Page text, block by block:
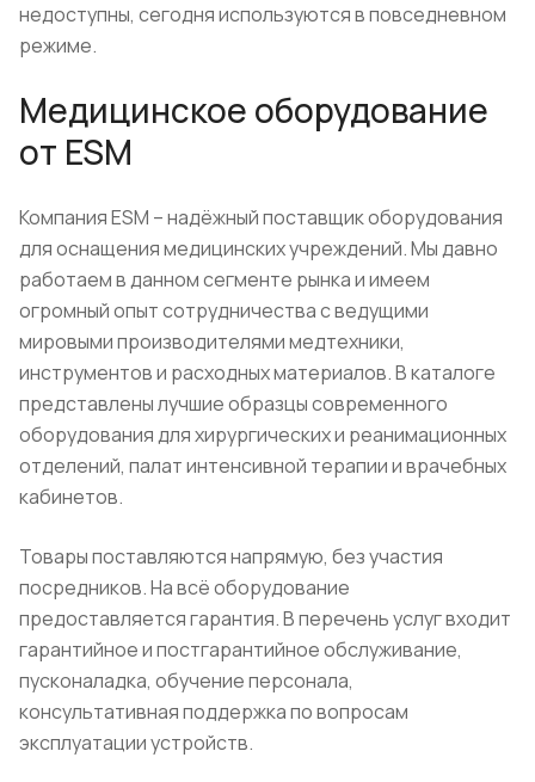
недоступны, сегодня используются в повседневном
режиме.
Медицинское оборудование
от ESM
Компания ESM – надёжный поставщик оборудования
для оснащения медицинских учреждений. Мы давно
работаем в данном сегменте рынка и имеем
огромный опыт сотрудничества с ведущими
мировыми производителями медтехники,
инструментов и расходных материалов. В каталоге
представлены лучшие образцы современного
оборудования для хирургических и реанимационных
отделений, палат интенсивной терапии и врачебных
кабинетов.
Товары поставляются напрямую, без участия
посредников. На всё оборудование
предоставляется гарантия. В перечень услуг входит
гарантийное и постгарантийное обслуживание,
пусконаладка, обучение персонала,
консультативная поддержка по вопросам
эксплуатации устройств.